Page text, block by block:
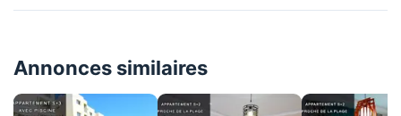
Annonces similaires